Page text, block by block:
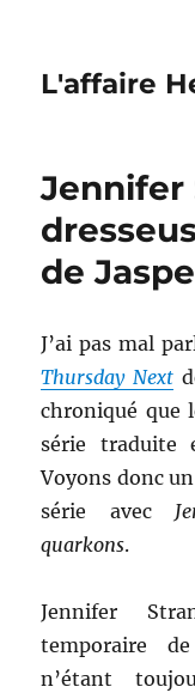
L'affaire
Jennifer
de
J’ai pas mal
Thursday Next
chroniqué que
série traduite
Voyons donc
série avec
quarkons.
Jennifer
temporaire
n’étant